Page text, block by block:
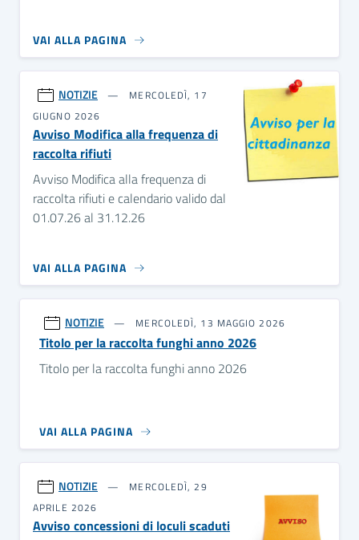
VAI ALLA PAGINA
NOTIZIE
MERCOLEDÌ, 17
GIUGNO 2026
Avviso Modifica alla frequenza di
raccolta rifiuti
Avviso Modifica alla frequenza di
raccolta rifiuti e calendario valido dal
01.07.26 al 31.12.26
VAI ALLA PAGINA
NOTIZIE MERCOLEDÌ, 13 MAGGIO 2026
Titolo per la raccolta funghi anno 2026
Titolo per la raccolta funghi anno 2026
VAI ALLA PAGINA
NOTIZIE
MERCOLEDÌ, 29
APRILE 2026
Avviso concessioni di loculi scaduti